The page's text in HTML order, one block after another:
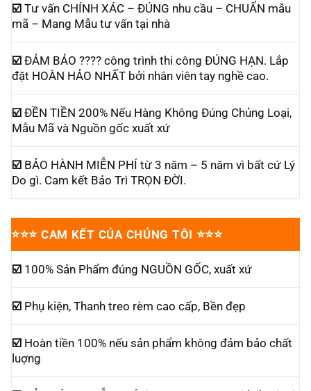
☑️ Tư vấn CHÍNH XÁC – ĐÚNG nhu cầu – CHUẨN mẫu
mã – Mang Mẫu tư vấn tại nhà
☑️ ĐẢM BẢO ???? công trình thi công ĐÚNG HẠN. Lắp
đặt HOÀN HẢO NHẤT bởi nhân viên tay nghề cao.
☑️ ĐỀN TIỀN 200% Nếu Hàng Không Đúng Chủng Loại,
Mẫu Mã và Nguồn gốc xuất xứ
☑️ BẢO HÀNH MIỄN PHÍ từ 3 năm – 5 năm vì bất cứ Lý
Do gì. Cam kết Bảo Trì TRỌN ĐỜI.
⭐⭐⭐ CAM KẾT CỦA CHÚNG TÔI ⭐⭐⭐
☑️ 100% Sản Phẩm đúng NGUỒN GỐC, xuất xứ
☑️ Phụ kiện, Thanh treo rèm cao cấp, Bền đẹp
☑️ Hoàn tiền 100% nếu sản phẩm không đảm bảo chất
luợng